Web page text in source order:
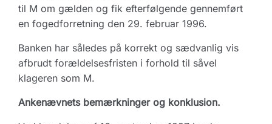
til M om gælden og fik efterfølgende gennemført
en fogedforretning den 29. februar 1996.
Banken har således på korrekt og sædvanlig vis
afbrudt forældelsesfristen i forhold til såvel
klageren som M.
Ankenævnets bemærkninger og konklusion.